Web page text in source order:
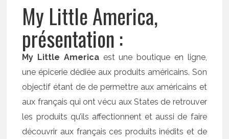
My Little America,
présentation :
My Little Americaest une boutique en ligne,
une épicerie dédiée aux produits américains. Son
objectif étant de de permettre aux américains et
aux français qui ont vécu aux States de retrouver
les produits qu’ils affectionnent et aussi de faire
découvrir aux français ces produits inédits et de